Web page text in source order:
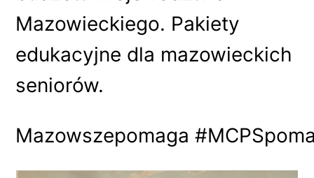
Mazowieckiego. Pakiety
edukacyjne dla mazowieckich
seniorów.
Mazowszepomaga